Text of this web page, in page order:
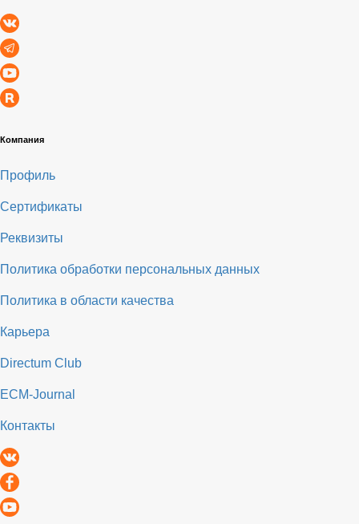
Компания
Профиль
Сертификаты
Реквизиты
Политика обработки персональных данных
Политика в области качества
Карьера
Directum Club
ECM-Journal
Контакты